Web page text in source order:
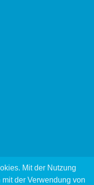
Mit der Nutzung
der Verwendung von